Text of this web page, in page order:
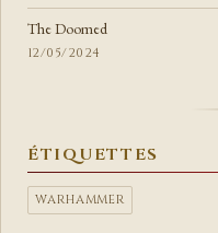
The Doomed
12/05/2024
ÉTIQUETTES
WARHAMMER